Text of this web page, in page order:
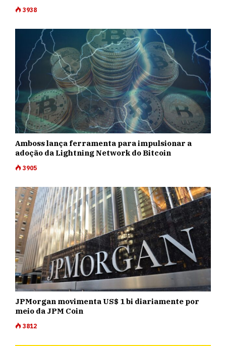
3938
Amboss lança ferramenta para impulsionar a
adoção da Lightning Network do Bitcoin
3905
JPMorgan movimenta US$ 1 bi diariamente por
meio da JPM Coin
3812